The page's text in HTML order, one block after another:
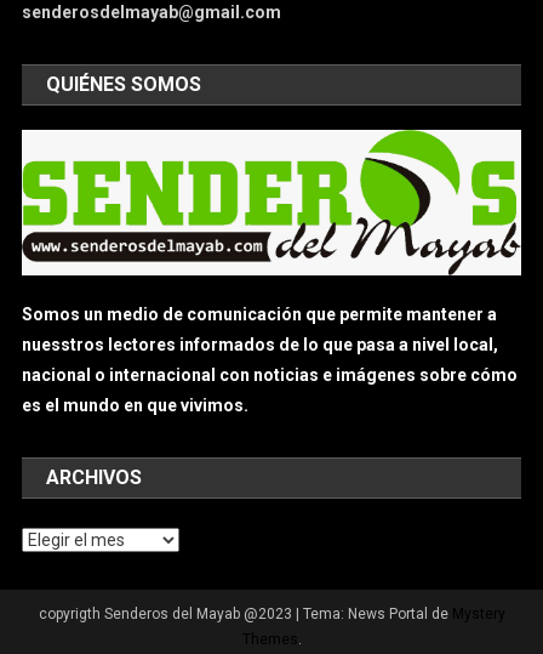
senderosdelmayab@gmail.com
QUIÉNES SOMOS
Somos un medio de comunicación que permite mantener a
nuesstros lectores informados de lo que pasa a nivel local,
nacional o internacional con noticias e imágenes sobre cómo
es el mundo en que vivimos.
ARCHIVOS
Archivos
copyrigth Senderos del Mayab @2023 Tema: News Portal de Mystery
Themes .